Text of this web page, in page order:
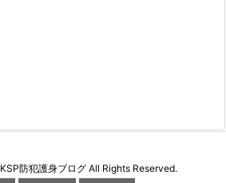
KSP防犯護身ブログ All Rights Reserved.